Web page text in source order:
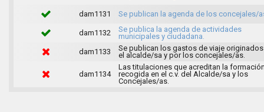
dam1131 Se publican la agenda de los concejales/
dam1132
Se publica la agenda de actividades
municipales y ciudadana.
dam1133
Se publican los gastos de viaje
el alcalde/sa y por los concejales/as.
dam1134
Las titulaciones que acreditan la
recogida en el c.v. del Alcalde/sa y los
Concejales/as.